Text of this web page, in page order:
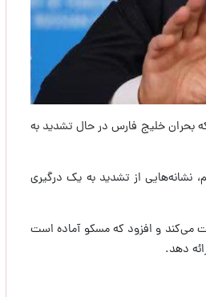
بحران خلیج فارس در حال تشدید به
نشانه‌هایی از تشدید به یک درگیری
می‌کند و افزود که مسکو آماده است
دهد.